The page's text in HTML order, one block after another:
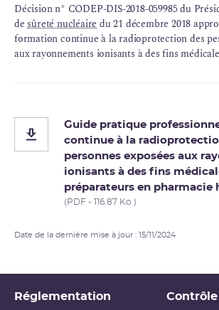
Décision n° CODEP-DIS-2018-059985 du
desûreté nucléairedu 21 décembre 2018
formation continue à la radioprotection des
aux rayonnements ionisants à des fins
Guide pratique
continue à la
personnes exposées aux
ionisants à des fins
préparateurs en pharmacie
(PDF - 116.87 Ko )
Date de la dernière mise à jour : 15/11/2024
Réglementation Contrôle